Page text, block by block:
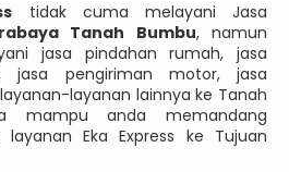
tidak cuma melayani Jasa
Tanah Bumbu, namun
jasa pindahan rumah, jasa
jasa pengiriman motor, jasa
layanan lainnya ke Tanah
mampu anda memandang
Eka Express ke Tujuan